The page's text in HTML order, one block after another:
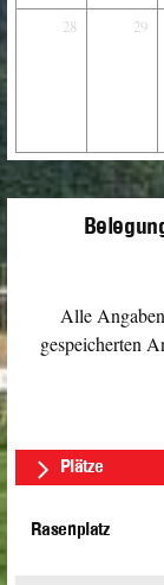
28 29
Alle
gespeicherten
Plätze
Rasenplatz